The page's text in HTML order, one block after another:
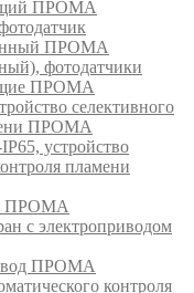
ПРОМА
ПРОМА
фотодатчики
ПРОМА
селективного
ПРОМА
устройство
пламени
ПРОМА
c электроприводом
ПРОМА
контроля